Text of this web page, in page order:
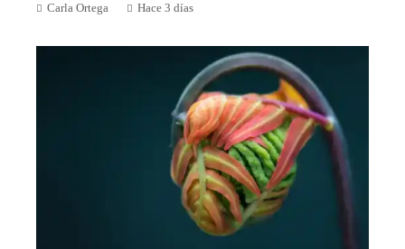
Carla Ortega Hace 3 días